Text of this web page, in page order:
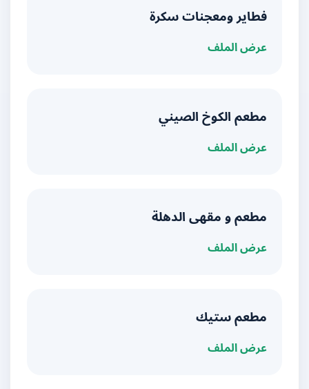
فطاير ومعجنات سكرة
عرض الملف
مطعم الكوخ الصيني
عرض الملف
مطعم و مقهى الدهلة
عرض الملف
مطعم ستيك
عرض الملف